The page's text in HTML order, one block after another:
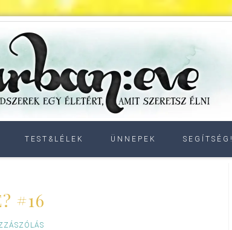
TEST&LÉLEK ÜNNEPEK SEGÍTSÉG!
#16